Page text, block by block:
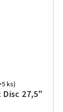
Disc 27,5"
ks)